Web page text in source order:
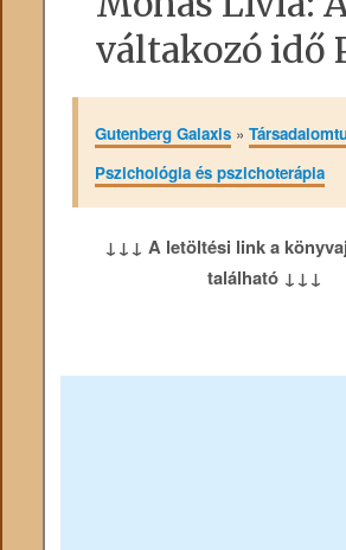
váltakozó idő
Gutenberg Galaxis»
Pszichológia és pszichoterápia
↓↓↓ A letöltési link a
található ↓↓↓